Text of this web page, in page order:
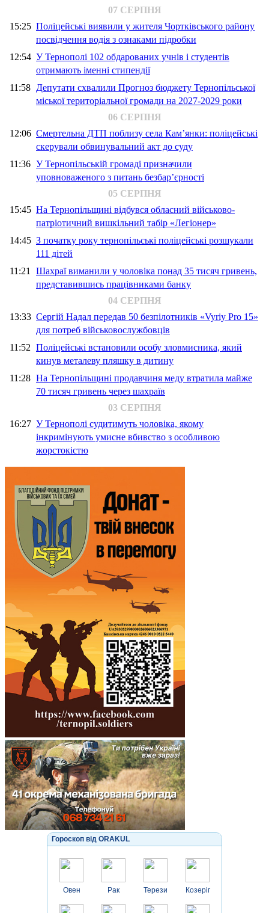
07 СЕРПНЯ
15:25 Поліцейські виявили у жителя Чортківського району
посвідчення водія з ознаками підробки
12:54 У Тернополі 102 обдарованих учнів і студентів
отримають іменні стипендії
11:58 Депутати схвалили Прогноз бюджету Тернопільської
міської територіальної громади на 2027-2029 роки
06 СЕРПНЯ
12:06 Смертельна ДТП поблизу села Кам’янки: поліцейські
скерували обвинувальний акт до суду
11:36 У Тернопільській громаді призначили
уповноваженого з питань безбар’єрності
05 СЕРПНЯ
15:45 На Тернопільщині відбувся обласний військово-
патріотичний вишкільний табір «Легіонер»
14:45 З початку року тернопільські поліцейські розшукали
111 дітей
11:21 Шахраї виманили у чоловіка понад 35 тисяч гривень,
представившись працівниками банку
04 СЕРПНЯ
13:33 Сергій Надал передав 50 безпілотників «Vyriy Pro 15»
для потреб військовослужбовців
11:52 Поліцейські встановили особу зловмисника, який
кинув металеву пляшку в дитину
11:28 На Тернопільщині продавчиня меду втратила майже
70 тисяч гривень через шахраїв
03 СЕРПНЯ
16:27 У Тернополі судитимуть чоловіка, якому
інкримінують умисне вбивство з особливою
жорстокістю
Гороскоп від ORAKUL
Овен Рак Терези Козеріг